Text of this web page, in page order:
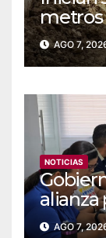
metros
AGO 7,
NOTICIAS
alianza
AGO 7,